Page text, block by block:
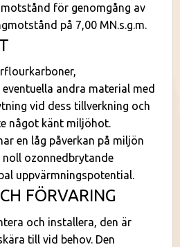
för genomgång av
på 7,00 MN.s.g.m.
andra material med
vid dess tillverkning och
något känt miljöhot.
en låg påverkan på miljön
ozonnedbrytande
uppvärmningspotential.
FÖRVARING
och installera, den är
till vid behov. Den